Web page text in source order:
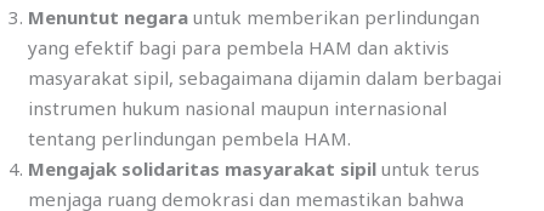
Menuntut negara untuk memberikan perlindungan
yang efektif bagi para pembela HAM dan aktivis
masyarakat sipil, sebagaimana dijamin dalam berbagai
instrumen hukum nasional maupun internasional
tentang perlindungan pembela HAM.
Mengajak solidaritas masyarakat sipil untuk terus
menjaga ruang demokrasi dan memastikan bahwa